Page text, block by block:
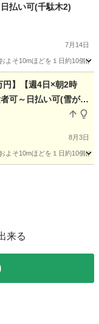
払い可(千駄木2)
7月14日
そ10mほどを１日約10個
円】【週4日×朝2時
可～日払い可(雪が谷
8月3日
そ10mほどを１日約10個
来る